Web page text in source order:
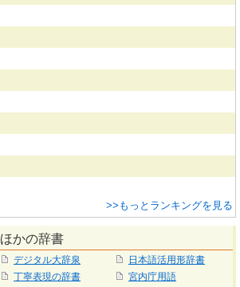
>>もっとランキングを見る
かの辞書
デジタル大辞泉
丁寧表現の辞書
日本語活用形辞書
宮内庁用語